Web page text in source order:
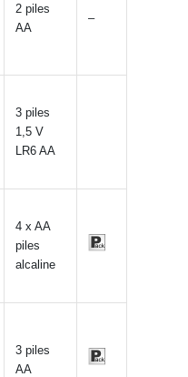
2 piles
AA
–
3 piles
1,5 V
LR6 AA
4 x AA
piles
alcaline
3 piles
AA